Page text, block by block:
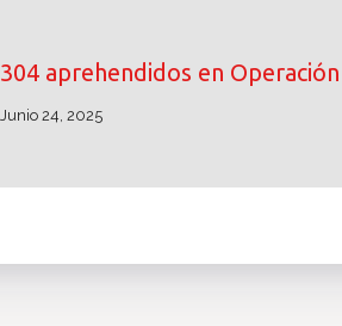
304 aprehendidos en Operación
Junio 24, 2025